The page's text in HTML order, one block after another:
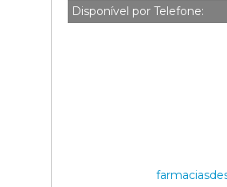
Disponível por Telefone: